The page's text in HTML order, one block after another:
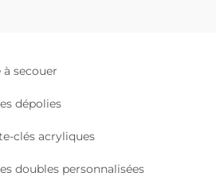
secouer
dépolies
clés acryliques
doubles personnalisées